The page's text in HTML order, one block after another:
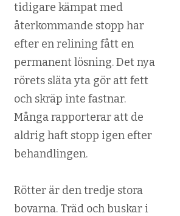
tidigare kämpat med
återkommande stopp har
efter en relining fått en
permanent lösning. Det nya
rörets släta yta gör att fett
och skräp inte fastnar.
Många rapporterar att de
aldrig haft stopp igen efter
behandlingen.
Rötter är den tredje stora
bovarna. Träd och buskar i